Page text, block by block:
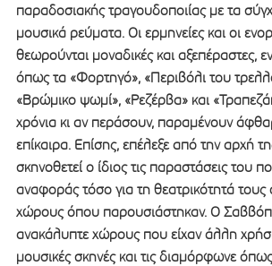
παραδοσιακής τραγουδοποιίας με τα
μουσικά ρεύματα. Οι ερμηνείες και οι
θεωρούνται μοναδικές και αξεπέραστες,
όπως τα «Φορτηγό», «Περιβόλι του
«Βρώμικο ψωμί», «Ρεζέρβα» και
χρόνια κι αν περάσουν, παραμένουν
επίκαιρα. Επίσης, επέλεξε από την αρχή
σκηνοθετεί ο ίδιος τις παραστάσεις του
αναφοράς τόσο για τη θεατρικότητά τους
χώρους όπου παρουσιάστηκαν. Ο
ανακάλυπτε χώρους που είχαν άλλη
μουσικές σκηνές και τις διαμόρφωνε όπως